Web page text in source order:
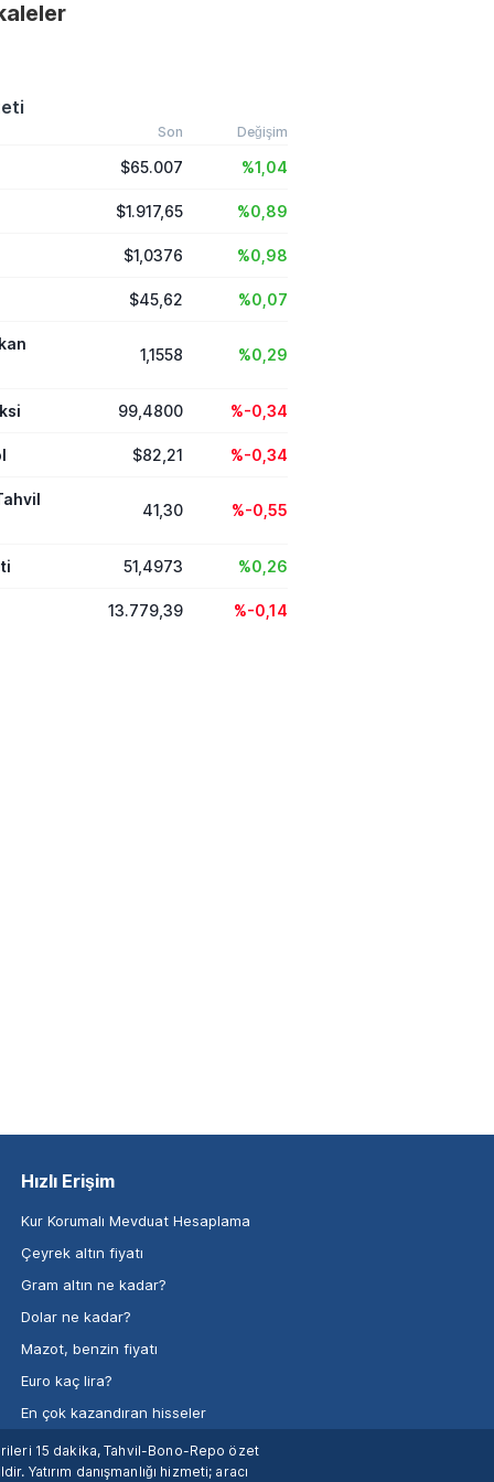
kalırken,
dayalı yatırım
Son Değişim
$65.007 %1,04
$1.917,65 %0,89
$1,0376 %0,98
$45,62 %0,07
1,1558 %0,29
99,4800 %-0,34
$82,21 %-0,34
41,30 %-0,55
51,4973 %0,26
13.779,39 %-0,14
Hızlı Erişim
Kur Korumalı Mevduat Hesaplama
Çeyrek altın fiyatı
Gram altın ne kadar?
Dolar ne kadar?
Mazot, benzin fiyatı
Euro kaç lira?
En çok kazandıran hisseler
15 dakika, Tahvil-Bono-Repo özet
Yatırım danışmanlığı hizmeti; aracı